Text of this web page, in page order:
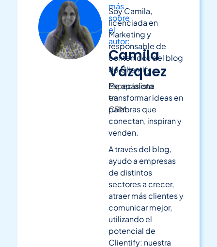
más
sobre
el
autor:
Camila
Vázquez
Especialista
en
CRM
Soy Camila,
licenciada en
Marketing y
responsable de
contenidos del blog
de Clientify.
Me apasiona
transformar ideas en
palabras que
conectan, inspiran y
venden.
A través del blog,
ayudo a empresas
de distintos
sectores a crecer,
atraer más clientes y
comunicar mejor,
utilizando el
potencial de
Clientify: nuestra